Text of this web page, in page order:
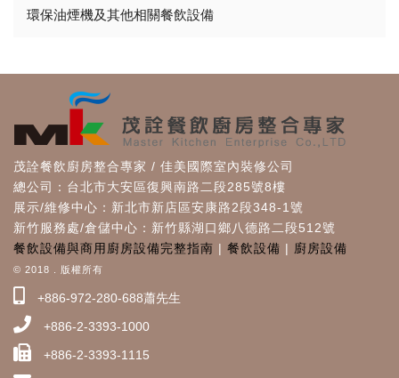
環保油煙機及其他相關餐飲設備
茂詮餐飲廚房整合專家 / 佳美國際室內裝修公司
總公司：台北市大安區復興南路二段285號8樓
展示/維修中心：新北市新店區安康路2段348-1號
新竹服務處/倉儲中心：新竹縣湖口鄉八德路二段512號
餐飲設備與商用廚房設備完整指南 | 餐飲設備 | 廚房設備
© 2018 . 版權所有
+886-972-280-688蕭先生
+886-2-3393-1000
+886-2-3393-1115